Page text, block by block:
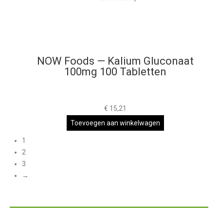
NOW Foods — Kalium Gluconaat
100mg 100 Tabletten
€ 15,21
Toevoegen aan winkelwagen
1
2
3
→